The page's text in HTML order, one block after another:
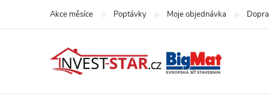
Akce měsíce Poptávky Moje objednávka